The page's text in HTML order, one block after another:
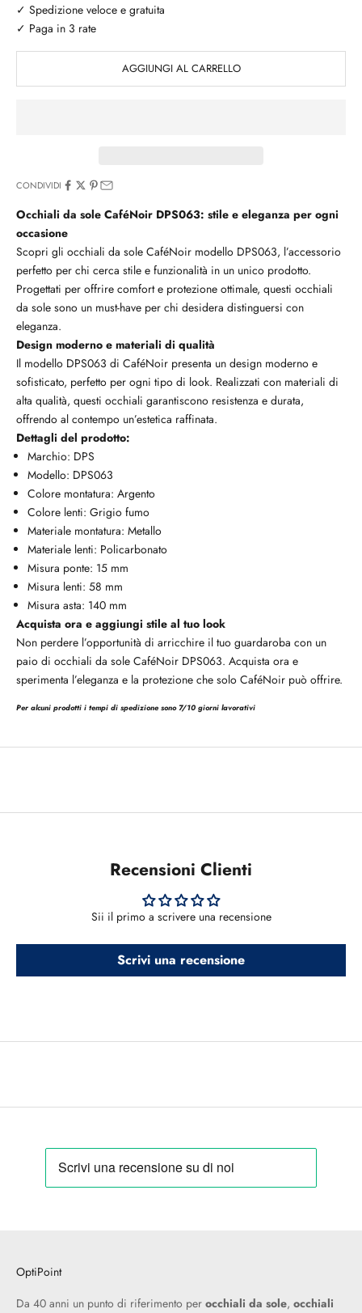
✓ Spedizione veloce e gratuita
✓ Paga in 3 rate
AGGIUNGI AL CARRELLO
CONDIVIDI
Occhiali da sole CaféNoir DPS063: stile e eleganza per ogni
occasione
Scopri gli occhiali da sole CaféNoir modello DPS063, l’accessorio
perfetto per chi cerca stile e funzionalità in un unico prodotto.
Progettati per offrire comfort e protezione ottimale, questi occhiali
da sole sono un must-have per chi desidera distinguersi con
eleganza.
Design moderno e materiali di qualità
Il modello DPS063 di CaféNoir presenta un design moderno e
sofisticato, perfetto per ogni tipo di look. Realizzati con materiali di
alta qualità, questi occhiali garantiscono resistenza e durata,
offrendo al contempo un’estetica raffinata.
Dettagli del prodotto:
Marchio: DPS
Modello: DPS063
Colore montatura: Argento
Colore lenti: Grigio fumo
Materiale montatura: Metallo
Materiale lenti: Policarbonato
Misura ponte: 15 mm
Misura lenti: 58 mm
Misura asta: 140 mm
Acquista ora e aggiungi stile al tuo look
Non perdere l’opportunità di arricchire il tuo guardaroba con un
paio di occhiali da sole CaféNoir DPS063. Acquista ora e
sperimenta l’eleganza e la protezione che solo CaféNoir può offrire.
Per alcuni prodotti i tempi di spedizione sono 7/10 giorni lavorativi
Recensioni Clienti
Sii il primo a scrivere una recensione
Scrivi una recensione
OptiPoint
Da 40 anni un punto di riferimento per occhiali da sole, occhiali